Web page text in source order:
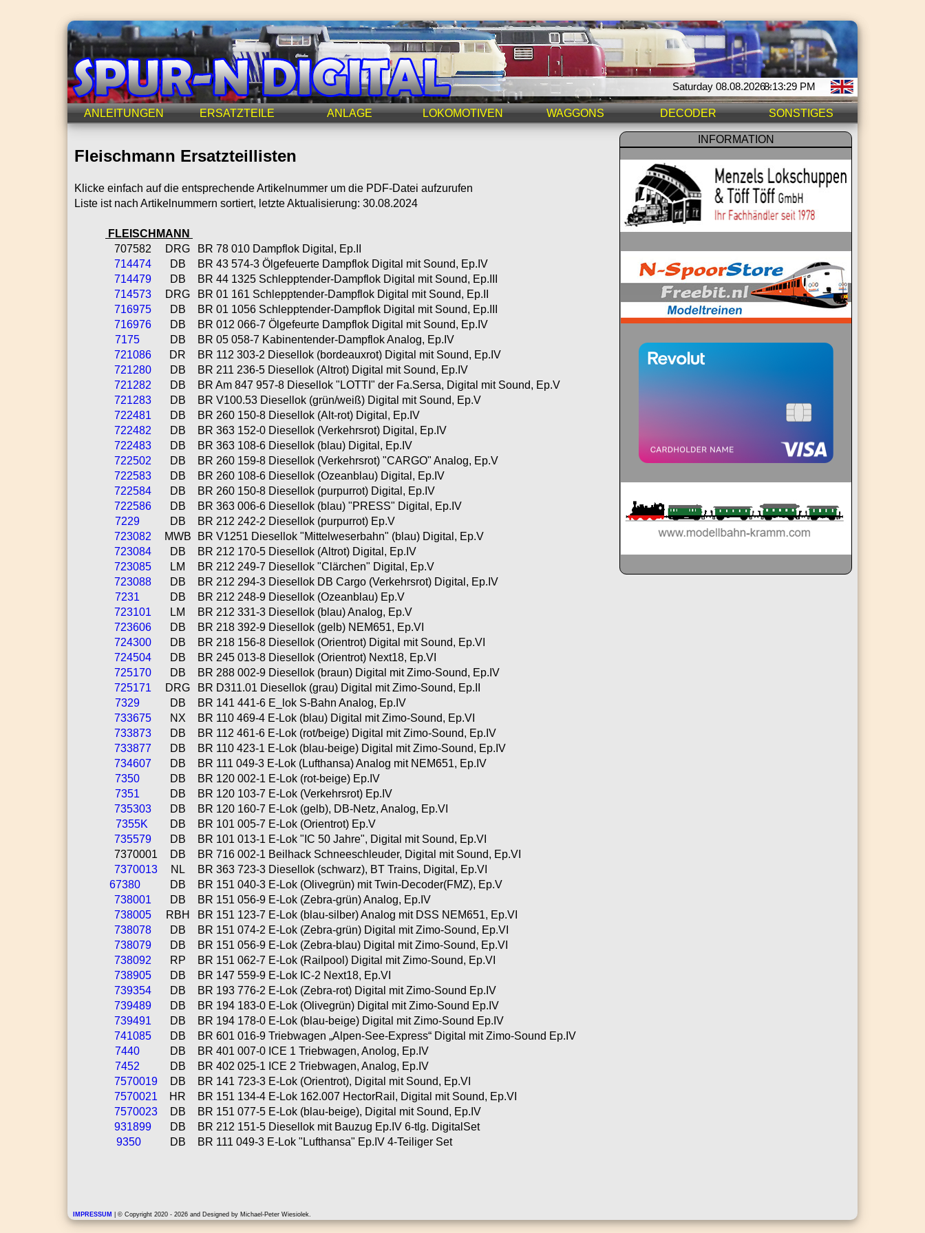
Saturday 08.08.2026 -8:13:29 PM
ANLEITUNGEN ERSATZTEILE ANLAGE LOKOMOTIVEN WAGGONS DECODER SONSTIGES
Fleischmann Ersatzteillisten
Klicke einfach auf die entsprechende Artikelnummer um die PDF-Datei aufzurufen
Liste ist nach Artikelnummern sortiert, letzte Aktualisierung: 30.08.2024
FLEISCHMANN
707582
DRG
BR 78 010 Dampflok Digital, Ep.II
714474
DB
BR 43 574-3 Ölgefeuerte Dampflok Digital mit Sound, Ep.IV
714479
DB
BR 44 1325 Schlepptender-Dampflok Digital mit Sound, Ep.III
714573
DRG
BR 01 161 Schlepptender-Dampflok Digital mit Sound, Ep.II
716975
DB
BR 01 1056 Schlepptender-Dampflok Digital mit Sound, Ep.III
716976
DB
BR 012 066-7 Ölgefeurte Dampflok Digital mit Sound, Ep.IV
7175
DB
BR 05 058-7 Kabinentender-Dampflok Analog, Ep.IV
721086
DR
BR 112 303-2 Diesellok (bordeauxrot) Digital mit Sound, Ep.IV
721280
DB
BR 211 236-5 Diesellok (Altrot) Digital mit Sound, Ep.IV
721282
DB
BR Am 847 957-8 Diesellok "LOTTI" der Fa.Sersa, Digital mit Sound, Ep.V
721283
DB
BR V100.53 Diesellok (grün/weiß) Digital mit Sound, Ep.V
722481
DB
BR 260 150-8 Diesellok (Alt-rot) Digital, Ep.IV
722482
DB
BR 363 152-0 Diesellok (Verkehrsrot) Digital, Ep.IV
722483
DB
BR 363 108-6 Diesellok (blau) Digital, Ep.IV
722502
DB
BR 260 159-8 Diesellok (Verkehrsrot) "CARGO" Analog, Ep.V
722583
DB
BR 260 108-6 Diesellok (Ozeanblau) Digital, Ep.IV
722584
DB
BR 260 150-8 Diesellok (purpurrot) Digital, Ep.IV
722586
DB
BR 363 006-6 Diesellok (blau) "PRESS" Digital, Ep.IV
7229
DB
BR 212 242-2 Diesellok (purpurrot) Ep.V
723082
MWB
BR V1251 Diesellok "Mittelweserbahn" (blau) Digital, Ep.V
723084
DB
BR 212 170-5 Diesellok (Altrot) Digital, Ep.IV
723085
LM
BR 212 249-7 Diesellok "Clärchen" Digital, Ep.V
723088
DB
BR 212 294-3 Diesellok DB Cargo (Verkehrsrot) Digital, Ep.IV
7231
DB
BR 212 248-9 Diesellok (Ozeanblau) Ep.V
723101
LM
BR 212 331-3 Diesellok (blau) Analog, Ep.V
723606
DB
BR 218 392-9 Diesellok (gelb) NEM651, Ep.VI
724300
DB
BR 218 156-8 Diesellok (Orientrot) Digital mit Sound, Ep.VI
724504
DB
BR 245 013-8 Diesellok (Orientrot) Next18, Ep.VI
725170
DB
BR 288 002-9 Diesellok (braun) Digital mit Zimo-Sound, Ep.IV
725171
DRG
BR D311.01 Diesellok (grau) Digital mit Zimo-Sound, Ep.II
7329
DB
BR 141 441-6 E_lok S-Bahn Analog, Ep.IV
733675
NX
BR 110 469-4 E-Lok (blau) Digital mit Zimo-Sound, Ep.VI
733873
DB
BR 112 461-6 E-Lok (rot/beige) Digital mit Zimo-Sound, Ep.IV
733877
DB
BR 110 423-1 E-Lok (blau-beige) Digital mit Zimo-Sound, Ep.IV
734607
DB
BR 111 049-3 E-Lok (Lufthansa) Analog mit NEM651, Ep.IV
7350
DB
BR 120 002-1 E-Lok (rot-beige) Ep.IV
7351
DB
BR 120 103-7 E-Lok (Verkehrsrot) Ep.IV
735303
DB
BR 120 160-7 E-Lok (gelb), DB-Netz, Analog, Ep.VI
7355K
DB
BR 101 005-7 E-Lok (Orientrot) Ep.V
735579
DB
BR 101 013-1 E-Lok "IC 50 Jahre", Digital mit Sound, Ep.VI
7370001
DB
BR 716 002-1 Beilhack Schneeschleuder, Digital mit Sound, Ep.VI
7370013
NL
BR 363 723-3 Diesellok (schwarz), BT Trains, Digital, Ep.VI
67380
DB
BR 151 040-3 E-Lok (Olivegrün) mit Twin-Decoder(FMZ), Ep.V
738001
DB
BR 151 056-9 E-Lok (Zebra-grün) Analog, Ep.IV
738005
RBH
BR 151 123-7 E-Lok (blau-silber) Analog mit DSS NEM651, Ep.VI
738078
DB
BR 151 074-2 E-Lok (Zebra-grün) Digital mit Zimo-Sound, Ep.VI
738079
DB
BR 151 056-9 E-Lok (Zebra-blau) Digital mit Zimo-Sound, Ep.VI
738092
RP
BR 151 062-7 E-Lok (Railpool) Digital mit Zimo-Sound, Ep.VI
738905
DB
BR 147 559-9 E-Lok IC-2 Next18, Ep.VI
739354
DB
BR 193 776-2 E-Lok (Zebra-rot) Digital mit Zimo-Sound Ep.IV
739489
DB
BR 194 183-0 E-Lok (Olivegrün) Digital mit Zimo-Sound Ep.IV
739491
DB
BR 194 178-0 E-Lok (blau-beige) Digital mit Zimo-Sound Ep.IV
741085
DB
BR 601 016-9 Triebwagen „Alpen-See-Express“ Digital mit Zimo-Sound Ep.IV
7440
DB
BR 401 007-0 ICE 1 Triebwagen, Anolog, Ep.IV
7452
DB
BR 402 025-1 ICE 2 Triebwagen, Analog, Ep.IV
7570019
DB
BR 141 723-3 E-Lok (Orientrot), Digital mit Sound, Ep.VI
7570021
HR
BR 151 134-4 E-Lok 162.007 HectorRail, Digital mit Sound, Ep.VI
7570023
DB
BR 151 077-5 E-Lok (blau-beige), Digital mit Sound, Ep.IV
931899
DB
BR 212 151-5 Diesellok mit Bauzug Ep.IV 6-tlg. DigitalSet
9350
DB BR 111 049-3 E-Lok "Lufthansa" Ep.IV 4-Teiliger Set
INFORMATION
IMPRESSUM | © Copyright 2020 - 2026 and Designed by Michael-Peter Wiesiolek.